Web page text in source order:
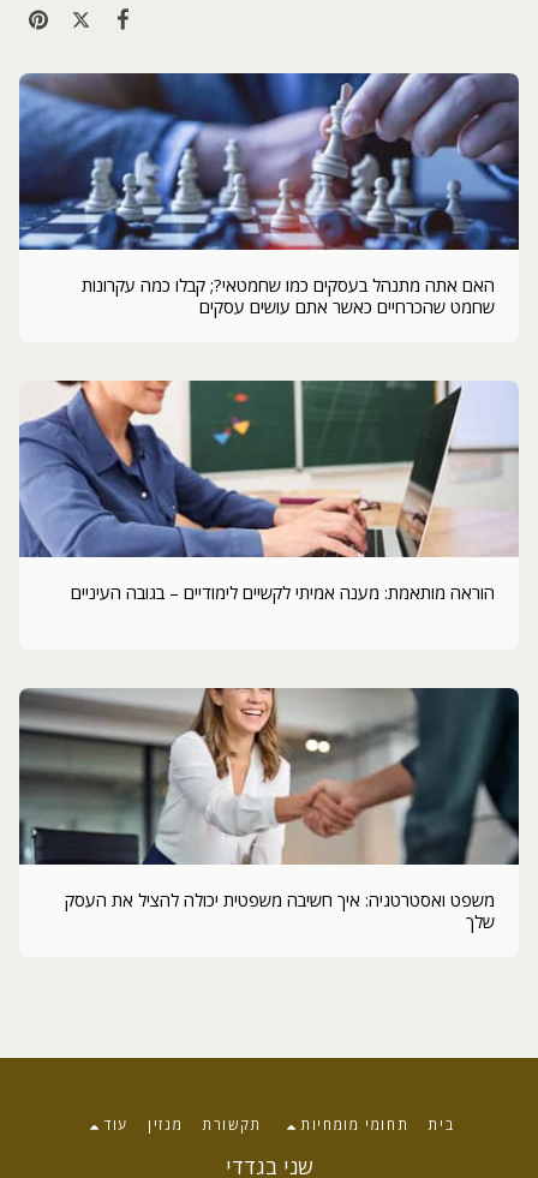
האם אתה מתנהל בעסקים כמו שחמטאי?; קבלו כמה עקרונות
שחמט שהכרחיים כאשר אתם עושים עסקים
הוראה מותאמת: מענה אמיתי לקשיים לימודיים – בגובה העיניים
משפט ואסטרטגיה: איך חשיבה משפטית יכולה להציל את העסק
שלך
שני בגדדי
בית תחומי מומחיות תקשורת מגזין עוד